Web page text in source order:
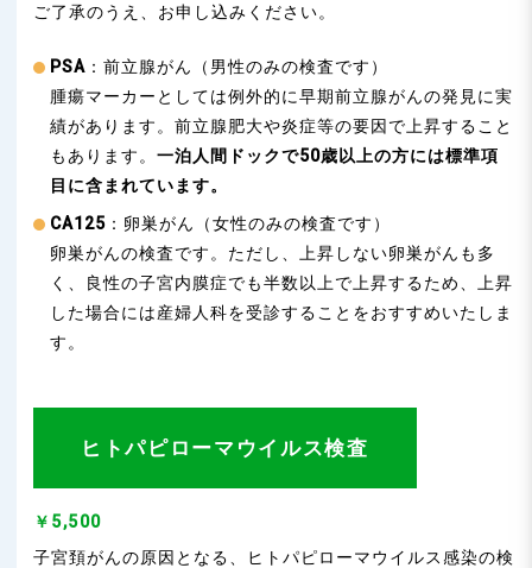
ご了承のうえ、お申し込みください。
PSA ：前立腺がん（男性のみの検査です）
腫瘍マーカーとしては例外的に早期前立腺がんの発見に実
績があります。前立腺肥大や炎症等の要因で上昇すること
もあります。 一泊人間ドックで50歳以上の方には標準項
目に含まれています。
CA125 ：卵巣がん（女性のみの検査です）
卵巣がんの検査です。ただし、上昇しない卵巣がんも多
く、良性の子宮内膜症でも半数以上で上昇するため、上昇
した場合には産婦人科を受診することをおすすめいたしま
す。
ヒトパピローマウイルス検査
￥5,500
子宮頚がんの原因となる、ヒトパピローマウイルス感染の検